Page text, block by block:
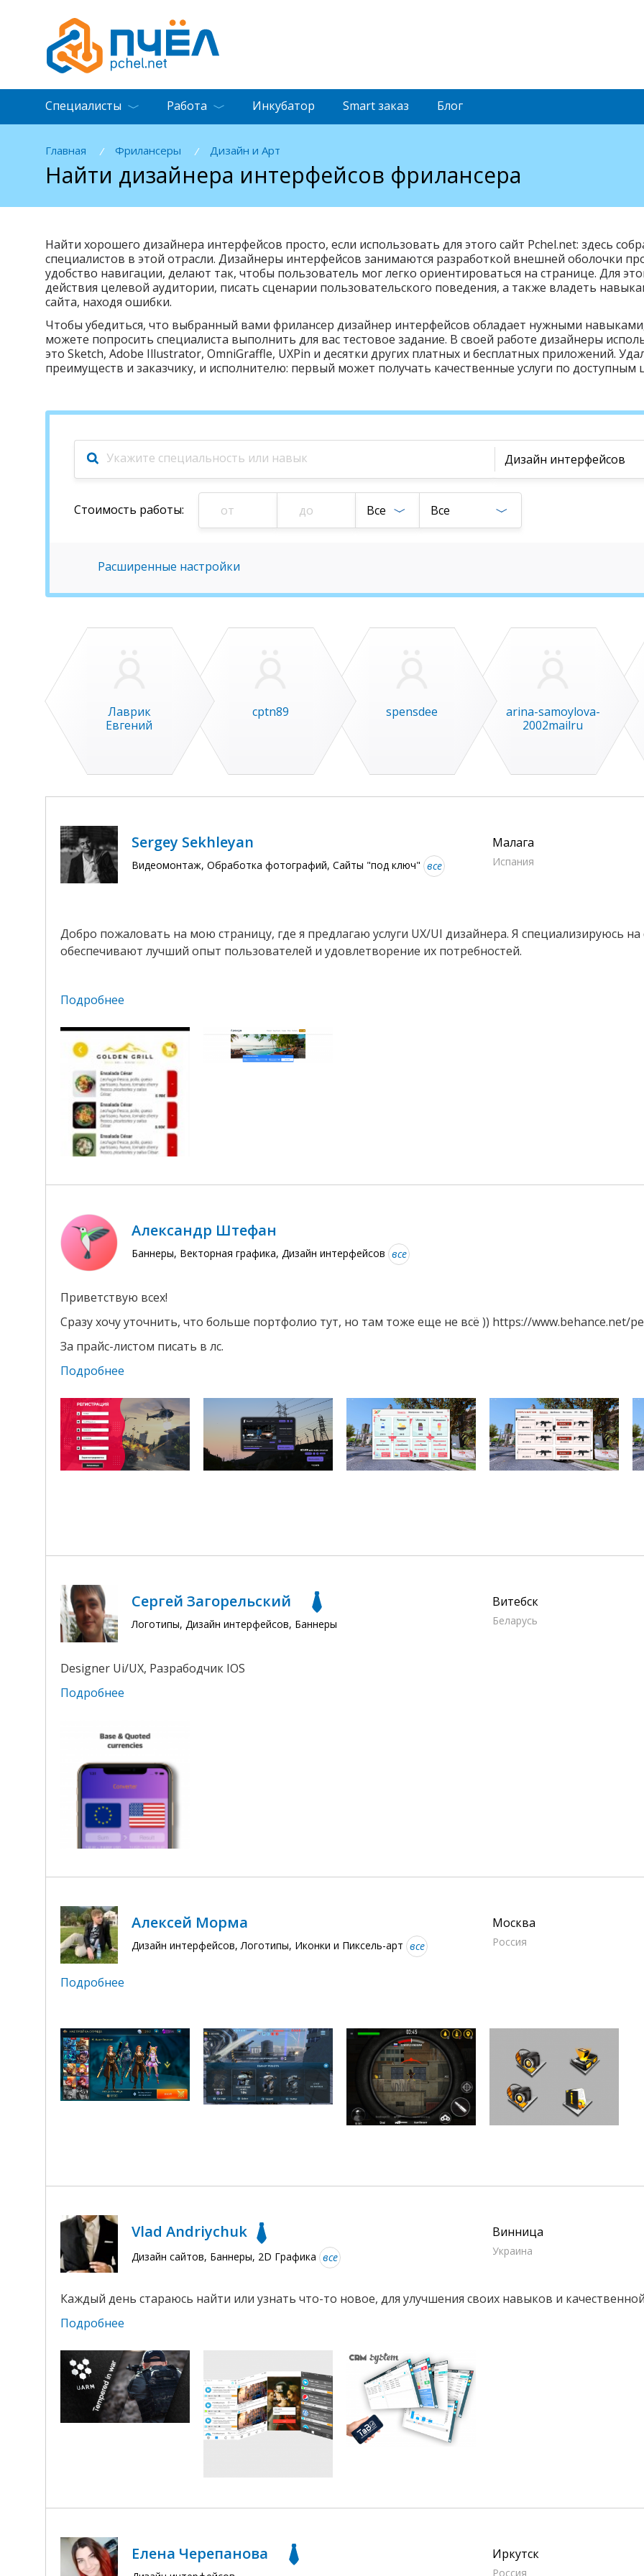
Главная / Фрилансеры / Дизайн и Арт
Найти дизайнера интерфейсов фрилансера
Найти хорошего дизайнера интерфейсов просто, если использовать для этого сайт Pchel.net: здесь
специалистов в этой отрасли. Дизайнеры интерфейсов занимаются разработкой внешней оболочки
удобство навигации, делают так, чтобы пользователь мог легко ориентироваться на странице. Для
действия целевой аудитории, писать сценарии пользовательского поведения, а также владеть
сайта, находя ошибки.
Чтобы убедиться, что выбранный вами фрилансер дизайнер интерфейсов обладает нужными
можете попросить специалиста выполнить для вас тестовое задание. В своей работе дизайнеры
это Sketch, Adobe Illustrator, OmniGraffle, UXPin и десятки других платных и бесплатных приложений.
преимуществ и заказчику, и исполнителю: первый может получать качественные услуги по
Дизайн интерфейсов
Стоимость работы: Все Все
Расширенные настройки
arina-samoylova-
2002mailru
spensdee
cptn89
Лаврик
Евгений
Sergey Sekhleyan
Видеомонтаж, Обработка фотографий, Сайты "под ключ" все
Малага
Испания
Добро пожаловать на мою страницу, где я предлагаю услуги UX/UI дизайнера. Я специализируюсь
обеспечивают лучший опыт пользователей и удовлетворение их потребностей.
Подробнее
Александр Штефан
Баннеры, Векторная графика, Дизайн интерфейсов все
Приветствую всех!
Сразу хочу уточнить, что больше портфолио тут, но там тоже еще не всё )) https://www.behance.net/
За прайс-листом писать в лс.
Подробнее
Сергей Загорельский
Логотипы, Дизайн интерфейсов, Баннеры
Витебск
Беларусь
Designer Ui/UX, Разрабодчик IOS
Подробнее
Алексей Морма
Дизайн интерфейсов, Логотипы, Иконки и Пиксель-арт все
Москва
Россия
Подробнее
Vlad Andriychuk
Дизайн сайтов, Баннеры, 2D Графика все
Винница
Украина
Каждый день стараюсь найти или узнать что-то новое, для улучшения своих навыков и
Подробнее
Елена Черепанова Иркутск
Россия
Специалисты Работа Инкубатор Smartзаказ Блог